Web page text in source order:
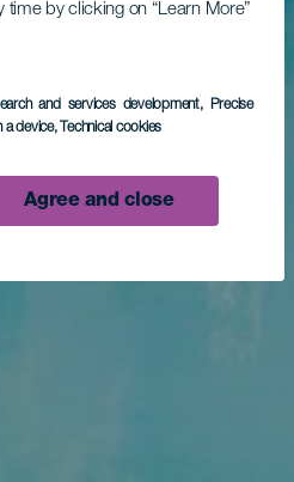
by clicking on “Learn More”
and services development, Precise
a device, Technical cookies
Agree and close